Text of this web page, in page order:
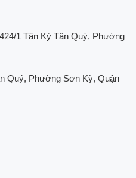
424/1 Tân Kỳ Tân Quý, Phường
Quý, Phường Sơn Kỳ, Quận